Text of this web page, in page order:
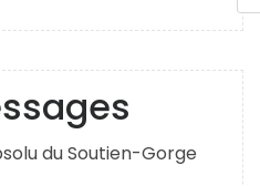
du Soutien-Gorge